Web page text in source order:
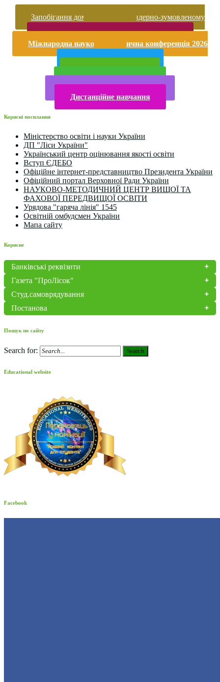
Запобігання домашньому та гендерно-зумовленому
Міжнародна науково-практична конференція 2026
Дистанційне навчання
Корисні посилання
Міністерство освіти і науки України
ДП "Ліси України"
Український центр оцінювання якості освіти
Вступ ЄДЕБО
Офіційне інтернет-представництво Президента України
Офіційний портал Верховної Ради України
НАУКОВО-МЕТОДИЧНИЙ ЦЕНТР ВИЩОЇ ТА
ФАХОВОЇ ПЕРЕДВИЩОЇ ОСВІТИ
Урядова "гаряча лінія" 1545
Освітній омбудсмен України
Мапа сайту
Корисне
Банківські реквізити
Газета "ПроЛісок"
Студ.самоврядування
Постанова
Пошук по сайту
Search for: Search
Educational website
Facebook